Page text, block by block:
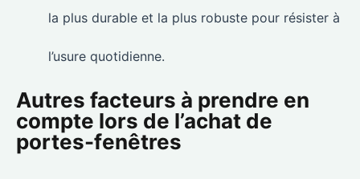
la plus durable et la plus robuste pour résister à
l’usure quotidienne.
Autres facteurs à prendre en
compte lors de l’achat de
portes-fenêtres